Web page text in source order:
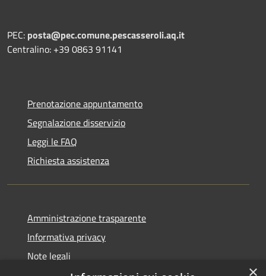
PEC: posta@pec.comune.pescasseroli.aq.it
Centralino: +39 0863 91141
Prenotazione appuntamento
Segnalazione disservizio
Leggi le FAQ
Richiesta assistenza
Amministrazione trasparente
Informativa privacy
Note legali
×